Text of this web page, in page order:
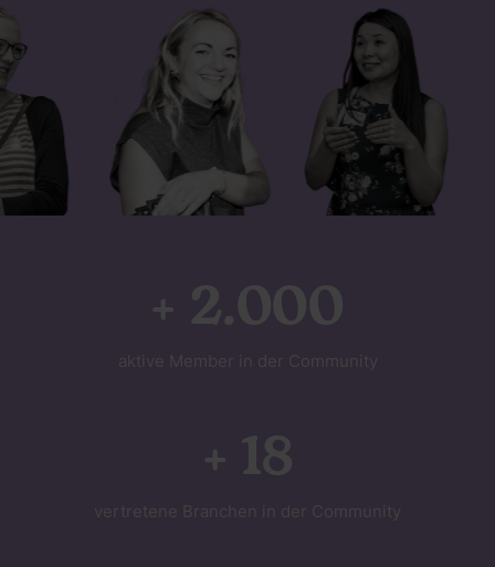
+ 2.000
aktive Member in der Community
+ 18
vertretene Branchen in der Community